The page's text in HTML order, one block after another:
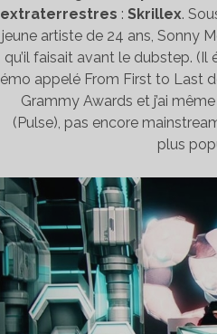
extraterrestres : Skrillex.
jeune artiste de 24 ans, Sonny
qu’il faisait avant le dubstep.
émo appelé From First to Last
Grammy Awards et j’ai
(Pulse), pas encore
plus